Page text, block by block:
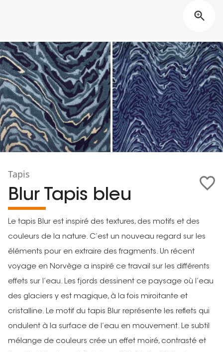
Tapis
Blur Tapis bleu
Le tapis Blur est inspiré des textures, des motifs et des
couleurs de la nature. C’est un nouveau regard sur les
éléments pour en extraire des fragments. Un récent
voyage en Norvège a inspiré ce travail sur les différents
effets sur l’eau. Les fjords dessinent ce paysage où l’eau
des glaciers y est magique, à la fois miroitante et
cristalline. Le motif du tapis Blur représente les reflets qui
ondulent à la surface de l’eau en mouvement. Le subtil
mélange de couleurs crée un effet moiré, contrasté et